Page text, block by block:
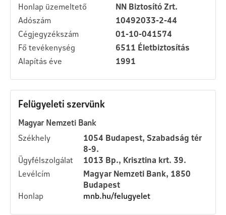
Honlap üzemeltető
NN Biztosító Zrt.
Adószám
10492033-2-44
Cégjegyzékszám
01-10-041574
Fő tevékenység
6511 Életbiztosítás
Alapítás éve
1991
Felügyeleti szervünk
Magyar Nemzeti Bank
Székhely
1054 Budapest, Szabadság tér
8-9.
Ügyfélszolgálat
1013 Bp., Krisztina krt. 39.
Levélcím
Magyar Nemzeti Bank, 1850
Budapest
Honlap
mnb.hu/felugyelet